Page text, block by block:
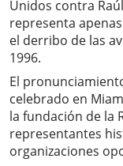
Unidos contra
representa
el derribo de las
1996.
El
celebrado en
la fundación de la
representantes
organizaciones